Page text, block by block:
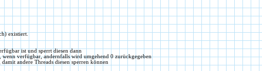
existiert.
ist und sperrt diesen dann
verfügbar, andernfalls wird umgehend 0 zurückgegeben
andere Threads diesen sperren können